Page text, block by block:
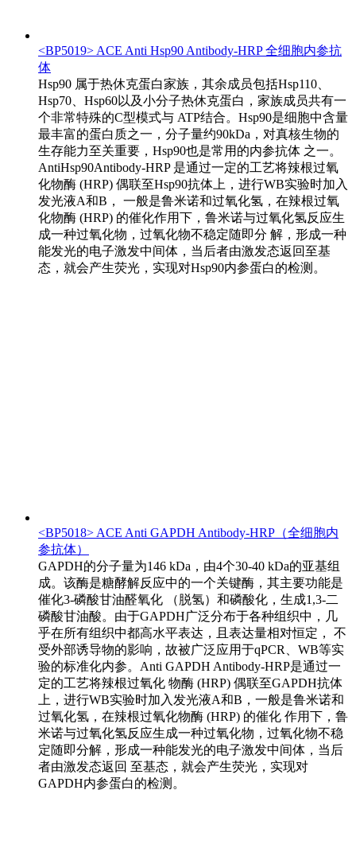
<BP5019> ACE Anti Hsp90 Antibody-HRP 全细胞内参抗
体
Hsp90 属于热休克蛋白家族，其余成员包括Hsp110、
Hsp70、Hsp60以及小分子热休克蛋白，家族成员共有一
个非常特殊的C型模式与 ATP结合。Hsp90是细胞中含量
最丰富的蛋白质之一，分子量约90kDa，对真核生物的
生存能力至关重要，Hsp90也是常用的内参抗体 之一。
AntiHsp90Antibody-HRP 是通过一定的工艺将辣根过氧
化物酶 (HRP) 偶联至Hsp90抗体上，进行WB实验时加入
发光液A和B， 一般是鲁米诺和过氧化氢，在辣根过氧
化物酶 (HRP) 的催化作用下，鲁米诺与过氧化氢反应生
成一种过氧化物，过氧化物不稳定随即分 解，形成一种
能发光的电子激发中间体，当后者由激发态返回至基
态，就会产生荧光，实现对Hsp90内参蛋白的检测。
<BP5018> ACE Anti GAPDH Antibody-HRP（全细胞内
参抗体）
GAPDH的分子量为146 kDa，由4个30-40 kDa的亚基组
成。该酶是糖酵解反应中的一个关键酶，其主要功能是
催化3-磷酸甘油醛氧化 （脱氢）和磷酸化，生成1,3-二
磷酸甘油酸。由于GAPDH广泛分布于各种组织中，几
乎在所有组织中都高水平表达，且表达量相对恒定， 不
受外部诱导物的影响，故被广泛应用于qPCR、WB等实
验的标准化内参。Anti GAPDH Antibody-HRP是通过一
定的工艺将辣根过氧化 物酶 (HRP) 偶联至GAPDH抗体
上，进行WB实验时加入发光液A和B，一般是鲁米诺和
过氧化氢，在辣根过氧化物酶 (HRP) 的催化 作用下，鲁
米诺与过氧化氢反应生成一种过氧化物，过氧化物不稳
定随即分解，形成一种能发光的电子激发中间体，当后
者由激发态返回 至基态，就会产生荧光，实现对
GAPDH内参蛋白的检测。